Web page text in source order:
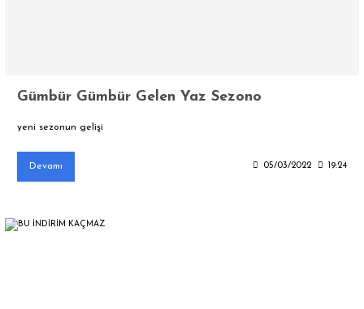
Gümbür Gümbür Gelen Yaz Sezono
yeni sezonun gelişi
Devamı 05/03/2022 19:24